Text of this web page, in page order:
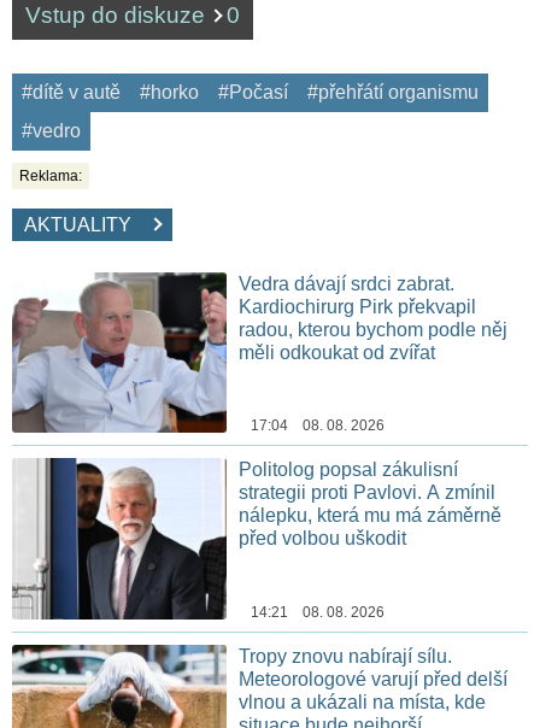
Vstup do diskuze 0
#dítě v autě #horko #Počasí
#přehřátí organismu
#vedro
Reklama:
AKTUALITY
Vedra dávají srdci zabrat.
Kardiochirurg Pirk překvapil
radou, kterou bychom podle něj
měli odkoukat od zvířat
17:04 08. 08. 2026
Politolog popsal zákulisní
strategii proti Pavlovi. A zmínil
nálepku, která mu má záměrně
před volbou uškodit
14:21 08. 08. 2026
Tropy znovu nabírají sílu.
Meteorologové varují před delší
vlnou a ukázali na místa, kde